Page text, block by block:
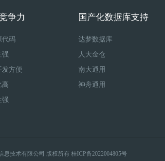
争力
代码
强
发方便
高
强
国产化数据库支持
达梦数据库
人大金仓
南大通用
神舟通用
息技术有限公司 版权所有 桂ICP备2022004805号